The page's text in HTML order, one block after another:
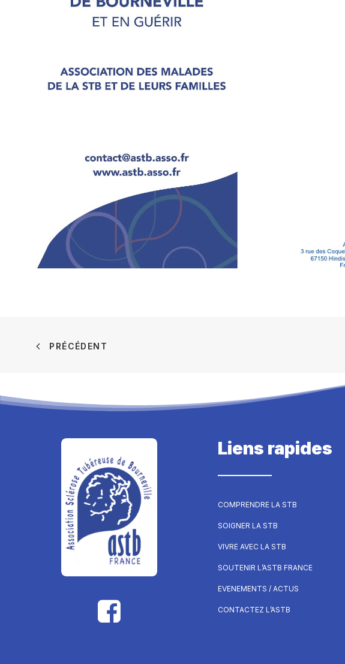
PRÉCÉDENT
Liens rapides
COMPRENDRE LA STB
SOIGNER LA STB
VIVRE AVEC LA STB
SOUTENIR L’ASTB FRANCE
EVENEMENTS / ACTUS
CONTACTEZ L’ASTB